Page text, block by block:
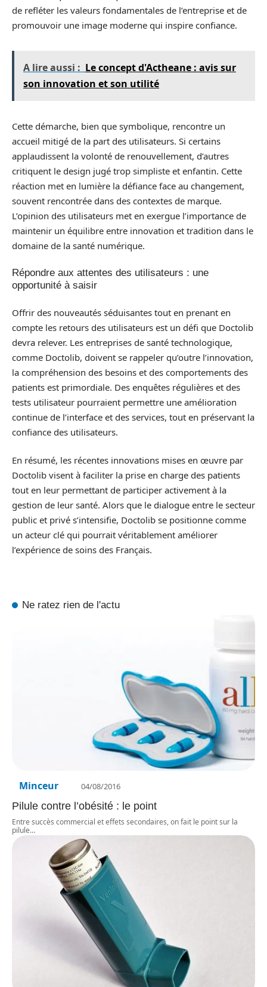
de refléter les valeurs fondamentales de l’entreprise et de
promouvoir une image moderne qui inspire confiance.
A lire aussi : Le concept d'Actheane : avis sur
son innovation et son utilité
Cette démarche, bien que symbolique, rencontre un
accueil mitigé de la part des utilisateurs. Si certains
applaudissent la volonté de renouvellement, d’autres
critiquent le design jugé trop simpliste et enfantin. Cette
réaction met en lumière la défiance face au changement,
souvent rencontrée dans des contextes de marque.
L’opinion des utilisateurs met en exergue l’importance de
maintenir un équilibre entre innovation et tradition dans le
domaine de la santé numérique.
Répondre aux attentes des utilisateurs : une
opportunité à saisir
Offrir des nouveautés séduisantes tout en prenant en
compte les retours des utilisateurs est un défi que Doctolib
devra relever. Les entreprises de santé technologique,
comme Doctolib, doivent se rappeler qu’outre l’innovation,
la compréhension des besoins et des comportements des
patients est primordiale. Des enquêtes régulières et des
tests utilisateur pourraient permettre une amélioration
continue de l’interface et des services, tout en préservant la
confiance des utilisateurs.
En résumé, les récentes innovations mises en œuvre par
Doctolib visent à faciliter la prise en charge des patients
tout en leur permettant de participer activement à la
gestion de leur santé. Alors que le dialogue entre le secteur
public et privé s’intensifie, Doctolib se positionne comme
un acteur clé qui pourrait véritablement améliorer
l’expérience de soins des Français.
Ne ratez rien de l'actu
Minceur 04/08/2016
Pilule contre l’obésité : le point
Entre succès commercial et effets secondaires, on fait le point sur la
pilule…